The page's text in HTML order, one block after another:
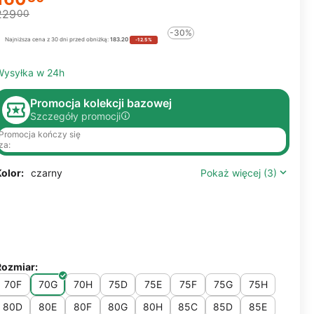
00
Najniższa cena z 30 dni przed obniżką: 183.20 -12.5%
-30%
w 24h
Promocja kolekcji bazowej
Szczegóły promocji
kończy się
czarny Pokaż więcej (3)
70F
70G 70H 75D 75E 75F 75G
75H
80D
80E 80F 80G 80H 85C 85D 85E